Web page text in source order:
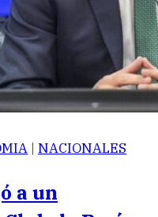
| NACIONALES
a un